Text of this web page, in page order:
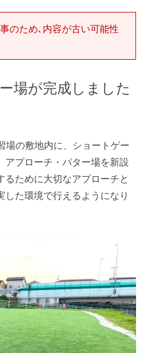
のため､内容が古い可能性
場が完成しました
の敷地内に、ショートゲー
アプローチ・パター場を新設
るために大切なアプローチと
た環境で行えるようになり